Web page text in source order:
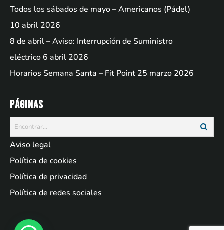
Todos los sábados de mayo – Americanos (Pádel)
10 abril 2026
8 de abril – Aviso: Interrupción de Suministro
eléctrico 6 abril 2026
Horarios Semana Santa – Fit Point 25 marzo 2026
Páginas
Aviso legal
Política de cookies
Política de privacidad
Política de redes sociales